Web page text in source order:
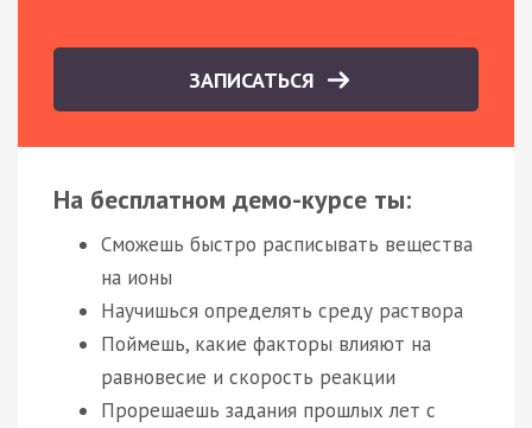
ЗАПИСАТЬСЯ
На бесплатном демо-курсе ты:
Сможешь быстро расписывать вещества
на ионы
Научишься определять среду раствора
Поймешь, какие факторы влияют на
равновесие и скорость реакции
Прорешаешь задания прошлых лет с